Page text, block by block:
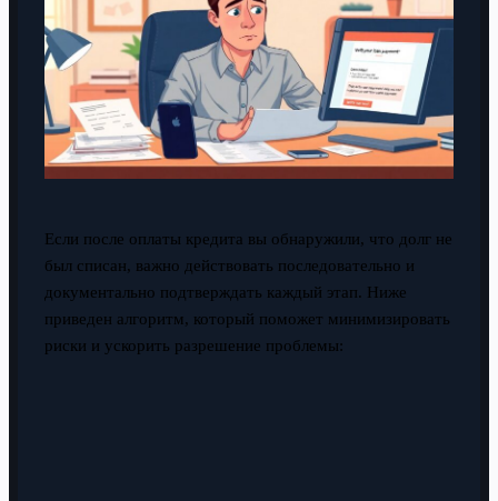
Если после оплаты кредита вы обнаружили, что долг не
был списан, важно действовать последовательно и
документально подтверждать каждый этап. Ниже
приведен алгоритм, который поможет минимизировать
риски и ускорить разрешение проблемы: